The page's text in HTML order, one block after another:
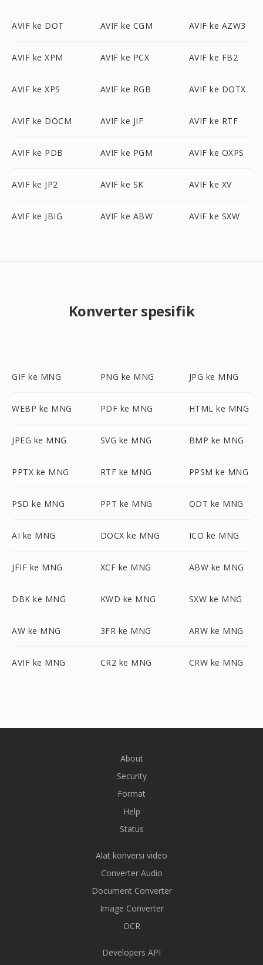
AVIF ke DOT AVIF ke CGM AVIF ke AZW3
AVIF ke XPM AVIF ke PCX AVIF ke FB2
AVIF ke XPS AVIF ke RGB AVIF ke DOTX
AVIF ke DOCM AVIF ke JIF AVIF ke RTF
AVIF ke PDB AVIF ke PGM AVIF ke OXPS
AVIF ke JP2 AVIF ke SK AVIF ke XV
AVIF ke JBIG AVIF ke ABW AVIF ke SXW
Konverter spesifik
GIF ke MNG PNG ke MNG JPG ke MNG
WEBP ke MNG PDF ke MNG HTML ke MNG
JPEG ke MNG SVG ke MNG BMP ke MNG
PPTX ke MNG RTF ke MNG PPSM ke MNG
PSD ke MNG PPT ke MNG ODT ke MNG
AI ke MNG DOCX ke MNG ICO ke MNG
JFIF ke MNG XCF ke MNG ABW ke MNG
DBK ke MNG KWD ke MNG SXW ke MNG
AW ke MNG 3FR ke MNG ARW ke MNG
AVIF ke MNG CR2 ke MNG CRW ke MNG
About
Security
Format
Help
Status
Alat konversi video
Converter Audio
Document Converter
Image Converter
OCR
Developers API